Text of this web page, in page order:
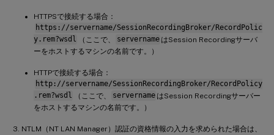
HTTPSで接続する場合：
https://servername/SessionRecordingBroker/RecordPolic
y.rem?wsdl
（ここで、 servername はSession Recordingサーバ
ーをホストするマシンの名前です。）
HTTPで接続する場合：
http://servername/SessionRecordingBroker/RecordPolicy
.rem?wsdl
（ここで、 servername はSession Recordingサーバー
をホストするマシンの名前です。）
NTLM（NT LAN Manager）認証の資格情報の入力を求められた場合は、